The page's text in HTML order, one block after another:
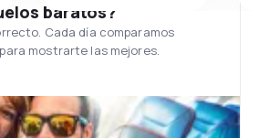
baratos?
Cada día comparamos
mostrarte las mejores.